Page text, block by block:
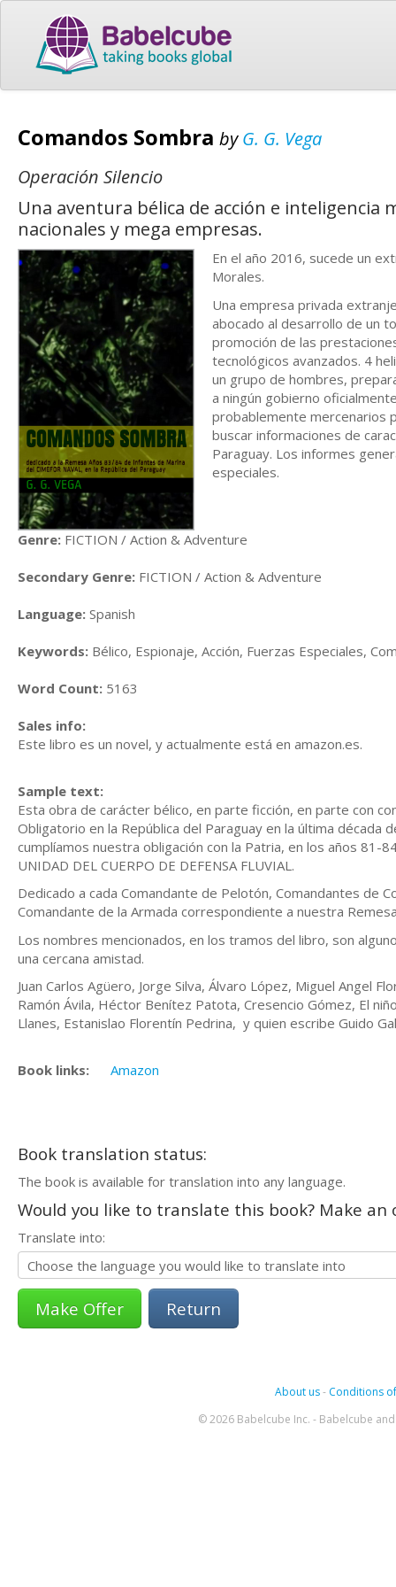
Comandos Sombra byG. G. Vega
Operación Silencio
Una aventura bélica de acción e
nacionales y mega empresas.
En el año 2016, sucede un
Morales.
Una empresa privada
abocado al desarrollo de un
promoción de las
tecnológicos avanzados. 4
un grupo de hombres,
a ningún gobierno
probablemente mercenarios
buscar informaciones de
Paraguay. Los informes
especiales.
Genre: FICTION / Action & Adventure
Secondary Genre: FICTION / Action & Adventure
Language: Spanish
Keywords: Bélico, Espionaje, Acción, Fuerzas Especiales,
Word Count: 5163
Sales info:
Este libro es un novel, y actualmente está en amazon.es.
Sample text:
Esta obra de carácter bélico, en parte ficción, en parte con
Obligatorio en la República del Paraguay en la última
cumplíamos nuestra obligación con la Patria, en los años 81-
UNIDAD DEL CUERPO DE DEFENSA FLUVIAL.
Dedicado a cada Comandante de Pelotón, Comandantes de
Comandante de la Armada correspondiente a nuestra
Los nombres mencionados, en los tramos del libro, son
una cercana amistad.
Juan Carlos Agüero, Jorge Silva, Álvaro López, Miguel Angel
Ramón Ávila, Héctor Benítez Patota, Cresencio Gómez, El
Llanes, Estanislao Florentín Pedrina, y quien escribe Guido
Book links: Amazon
Book translation status:
The book is available for translation into any language.
Would you like to translate this book? Make
Translate into:
Return
About us- Conditions
© 2026 Babelcube Inc. - Babelcube